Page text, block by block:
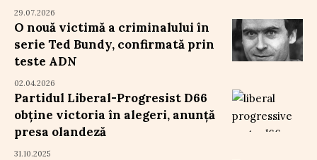
29.07.2026
O nouă victimă a criminalului în
serie Ted Bundy, confirmată prin
teste ADN
02.04.2026
Partidul Liberal-Progresist D66
obține victoria în alegeri, anunță
presa olandeză
31.10.2025